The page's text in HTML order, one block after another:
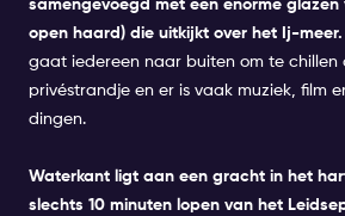
samengevoegd met een enorme glazen
open haard) die uitkijkt over het Ij-meer.
gaat iedereen naar buiten om te chillen
privéstrandje en er is vaak muziek, film
dingen.
Waterkant ligt aan een gracht in het
slechts 10 minuten lopen van het